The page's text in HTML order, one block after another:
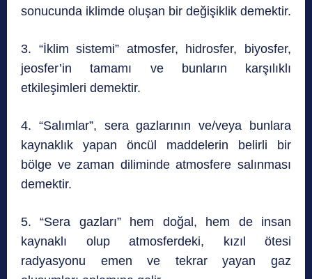
sonucunda iklimde oluşan bir değişiklik demektir.
3. “İklim sistemi” atmosfer, hidrosfer, biyosfer,
jeosfer’in tamamı ve bunların karşılıklı
etkileşimleri demektir.
4. “Salımlar”, sera gazlarının ve/veya bunlara
kaynaklık yapan öncül maddelerin belirli bir
bölge ve zaman diliminde atmosfere salınması
demektir.
5. “Sera gazları” hem doğal, hem de insan
kaynaklı olup atmosferdeki, kızıl ötesi
radyasyonu emen ve tekrar yayan gaz